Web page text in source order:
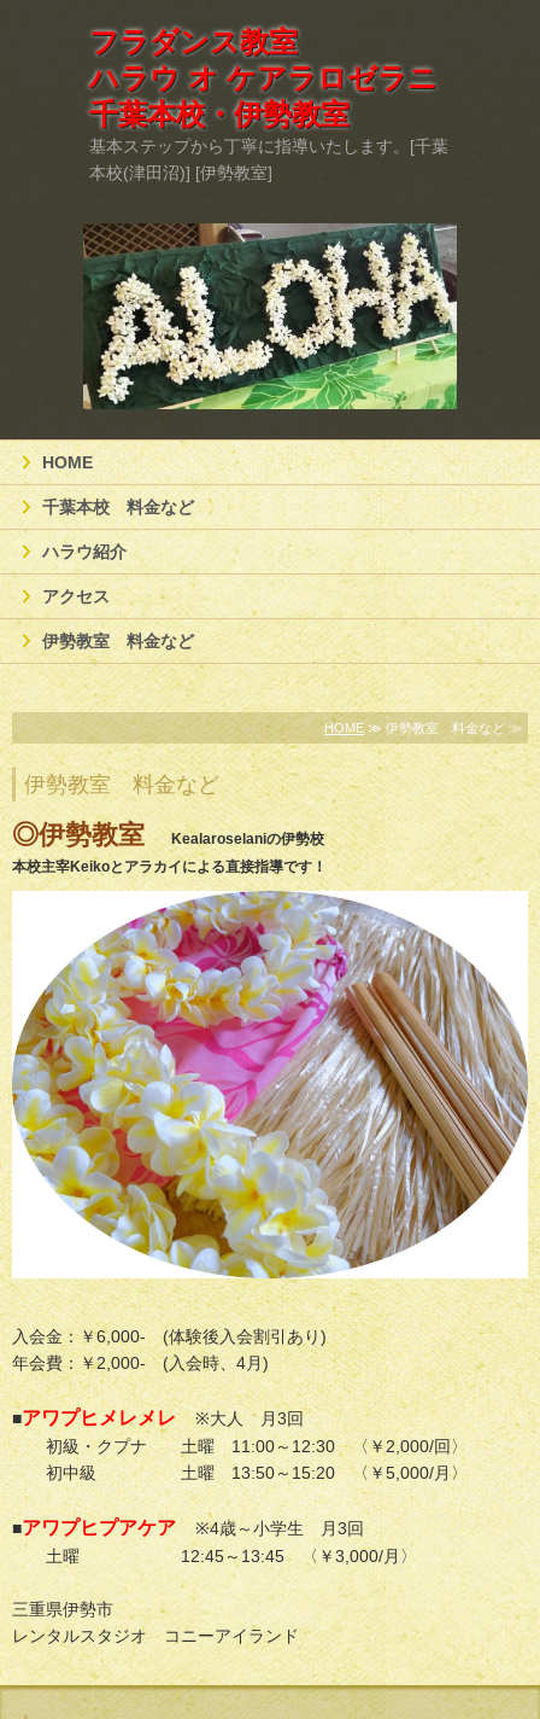
フラダンス教室
ハラウ オ ケアラロゼラニ
千葉本校・伊勢教室
基本ステップから丁寧に指導いたします。[千葉
本校(津田沼)] [伊勢教室]
HOME
千葉本校 料金など
ハラウ紹介
アクセス
伊勢教室 料金など
HOME ≫ 伊勢教室 料金など ≫
伊勢教室 料金など
◎伊勢教室
Kealaroselaniの伊勢校
本校主宰Keikoとアラカイによる直接指導です！
入会金：￥6,000- (体験後入会割引あり)
年会費：￥2,000- (入会時、4月)
■アワプヒメレメレ※大人 月3回
初級・クプナ 土曜 11:00～12:30 〈￥2,000/回〉
初中級 土曜 13:50～15:20 〈￥5,000/月〉
■アワプヒプアケア ※4歳～小学生 月3回
土曜 12:45～13:45 〈￥3,000/月〉
三重県伊勢市
レンタルスタジオ コニーアイランド